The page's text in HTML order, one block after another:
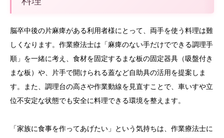
脳卒中後の片麻痺がある利用者様にとって、両手を使う料理は難
しくなります。作業療法士は「麻痺のない手だけでできる調理手
順」を一緒に考え、食材を固定するまな板の固定器具（吸盤付き
まな板）や、片手で開けられる蓋など自助具の活用を提案しま
す。また、調理台の高さや作業動線を見直すことで、車いすや立
位不安定な状態でも安全に料理できる環境を整えます。
「家族に食事を作ってあげたい」という気持ちは、作業療法士に